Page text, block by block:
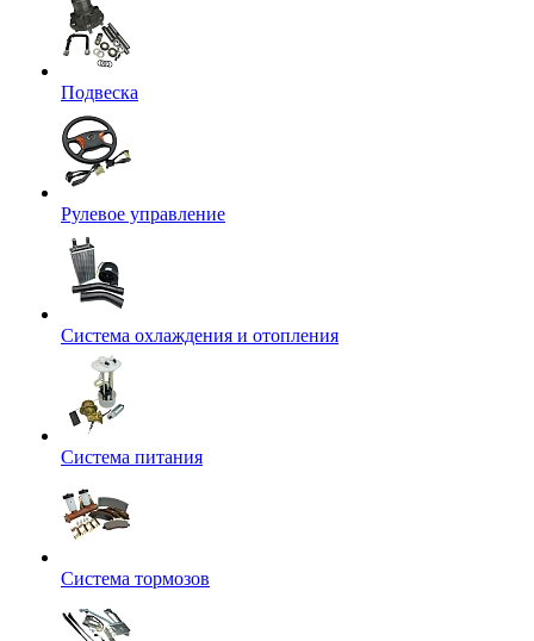
Подвеска
Рулевое управление
Система охлаждения и отопления
Система питания
Система тормозов